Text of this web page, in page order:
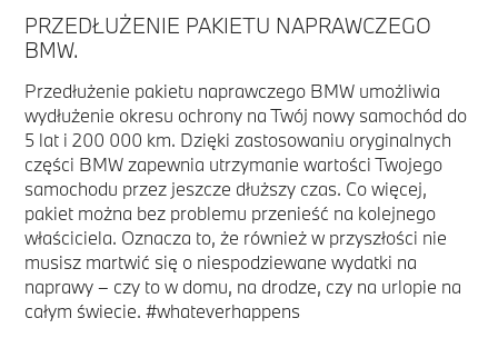
PRZEDŁUŻENIE PAKIETU NAPRAWCZEGO
BMW.
Przedłużenie pakietu naprawczego BMW umożliwia
wydłużenie okresu ochrony na Twój nowy samochód do
5 lat i 200 000 km. Dzięki zastosowaniu oryginalnych
części BMW zapewnia utrzymanie wartości Twojego
samochodu przez jeszcze dłuższy czas. Co więcej,
pakiet można bez problemu przenieść na kolejnego
właściciela. Oznacza to, że również w przyszłości nie
musisz martwić się o niespodziewane wydatki na
naprawy – czy to w domu, na drodze, czy na urlopie na
całym świecie. #whateverhappens